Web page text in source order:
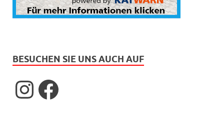
BESUCHEN SIE UNS AUCH AUF